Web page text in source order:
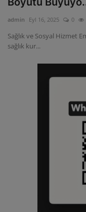
ULUSLARARASI
SAĞLIK VE YAŞAM
admin Eyl 16, 2025 0
Sağlık ve Sosyal Hizmet
sağlık kur...